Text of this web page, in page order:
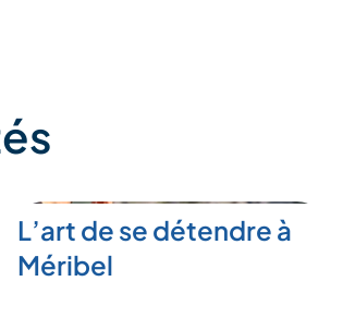
L’art de se détendre à
Méribel